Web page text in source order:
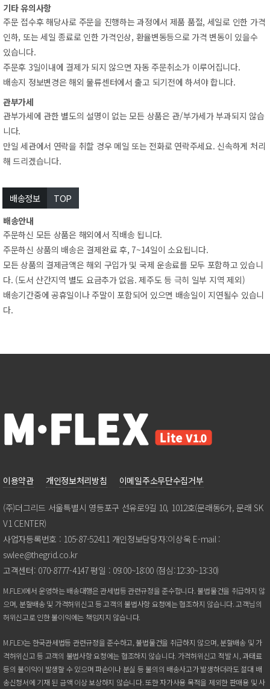
기타유의사항
주문접수후해당사로주문을진행하는과정에서제품품절,세일로인한가격
인하,또는세일종료로인한가격인상,환율변동등으로가격변동이있을수
있습니다.
주문후3일이내에결제가되지않으면자동주문취소가이루어집니다.
배송지정보변경은해외물류센터에서출고되기전에하셔야합니다.
관부가세
관부가세에관한별도의설명이없는모든상품은관/부가세가부과되지않습
니다.
만일세관에서연락을취할경우메일또는전화로연락주세요.신속하게처리
해드리겠습니다.
배송정보 TOP
배송안내
주문하신모든상품은해외에서직배송됩니다.
주문하신상품의배송은결제완료후,7~14일이소요됩니다.
모든상품의결제금액은해외구입가및국제운송료를모두포함하고있습니
다.(도서산간지역별도요금추가없음.제주도등극히일부지역제외)
배송기간중에공휴일이나주말이포함되어있으면배송일이지연될수있습니
다.
이용약관 개인정보처리방침 이메일주소무단수집거부
(주)더그리드서울특별시영등포구선유로9길10,1012호(문래동6가,문래SK
V1CENTER)
사업자등록번호:105-87-52411개인정보담당자:이상욱E-mail:
swlee@thegrid.co.kr
고객센터:070-8777-4147평일:09:00~18:00(점심:12:30~13:30)
M.FLEX에서운영하는배송대행은관세법등관련규정을준수합니다.불법물건을취급하지않
으며,분할배송및가격허위신고등고객의불법사항요청에는협조하지않습니다.고객님의
허위신고로인한불이익에는책임지지않습니다.
M.FLEX는한국관세법등관련규정을준수하고,불법물건을취급하지않으며,분할배송및가
격허위신고등고객의불법사항요청에는협조하지않습니다.가격허위신고적발시,과태료
등의불이익이발생할수있으며파손이나분실등불의의배송사고가발생하더라도절대배
송신청서에기재된금액이상보상하지않습니다.또한자가사용목적을제외한판매용및사